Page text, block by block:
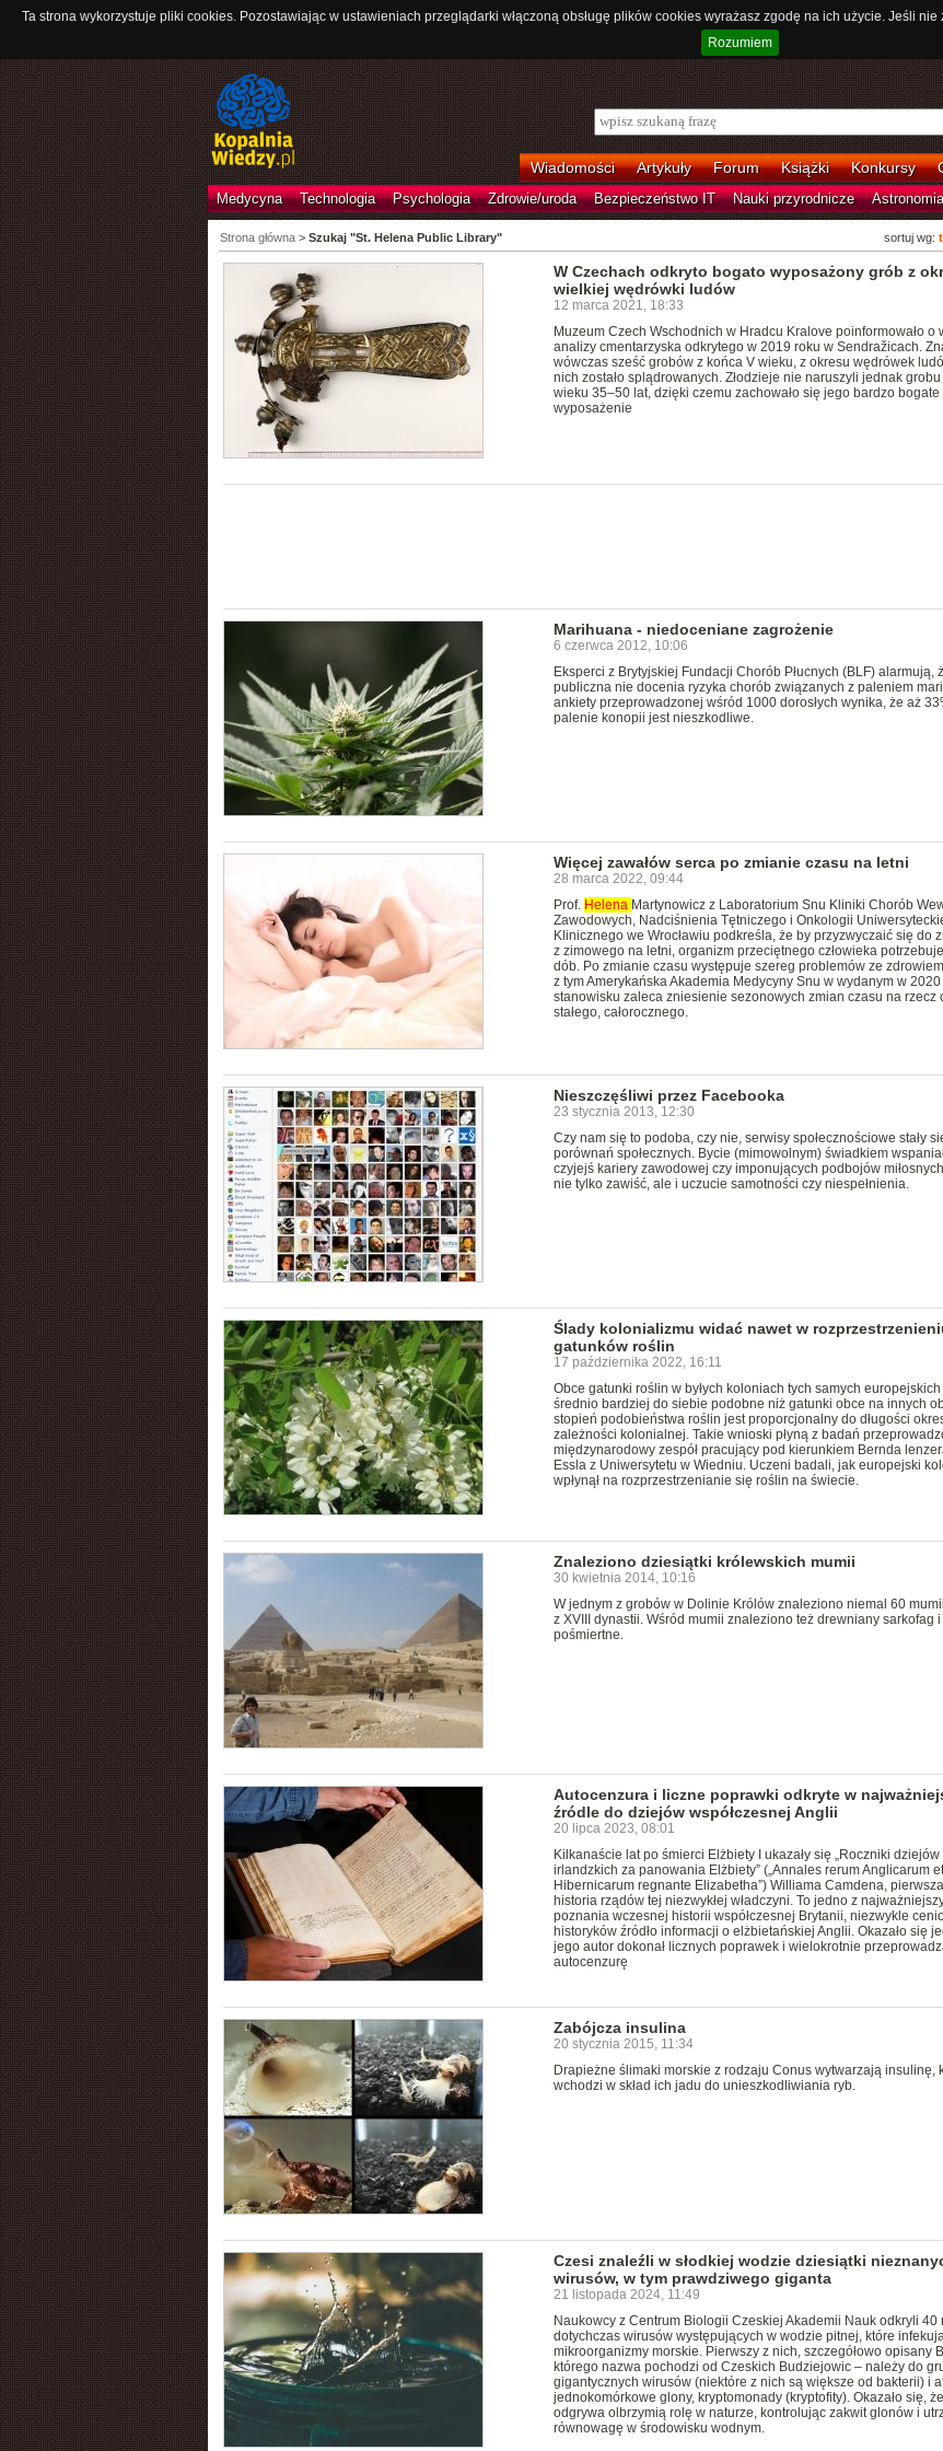
Ta strona wykorzystuje pliki cookies. Pozostawiając w ustawieniach przeglądarki włączoną obsługę plików cookies wyrażasz zgodę na ich użycie. Jeśli
Rozumiem
Wiadomości Artykuły Forum Książki Konkursy
Medycyna Technologia Psychologia Zdrowie/uroda Bezpieczeństwo IT Nauki przyrodnicze
sortuj wg:
Strona główna> Szukaj "St. Helena Public Library"
W Czechach odkryto bogato wyposażony grób z
wielkiej wędrówki ludów
12 marca 2021, 18:33
Muzeum Czech Wschodnich w Hradcu Kralove poinformowało o
analizy cmentarzyska odkrytego w 2019 roku w Sendražicach.
wówczas sześć grobów z końca V wieku, z okresu wędrówek
nich zostało splądrowanych. Złodzieje nie naruszyli jednak
wieku 35–50 lat, dzięki czemu zachowało się jego bardzo bogate
wyposażenie
Marihuana - niedoceniane zagrożenie
6 czerwca 2012, 10:06
Eksperci z Brytyjskiej Fundacji Chorób Płucnych (BLF) alarmują,
publiczna nie docenia ryzyka chorób związanych z paleniem
ankiety przeprowadzonej wśród 1000 dorosłych wynika, że aż
palenie konopii jest nieszkodliwe.
Więcej zawałów serca po zmianie czasu na letni
28 marca 2022, 09:44
Prof. Helena Martynowicz z Laboratorium Snu Kliniki Chorób
Zawodowych, Nadciśnienia Tętniczego i Onkologii
Klinicznego we Wrocławiu podkreśla, że by przyzwyczaić się do
z zimowego na letni, organizm przeciętnego człowieka
dób. Po zmianie czasu występuje szereg problemów ze
z tym Amerykańska Akademia Medycyny Snu w wydanym w 2020
stanowisku zaleca zniesienie sezonowych zmian czasu na rzecz
stałego, całorocznego.
Nieszczęśliwi przez Facebooka
23 stycznia 2013, 12:30
Czy nam się to podoba, czy nie, serwisy społecznościowe stały
porównań społecznych. Bycie (mimowolnym) świadkiem
czyjejś kariery zawodowej czy imponujących podbojów
nie tylko zawiść, ale i uczucie samotności czy niespełnienia.
Ślady kolonializmu widać nawet w
gatunków roślin
17 października 2022, 16:11
Obce gatunki roślin w byłych koloniach tych samych
średnio bardziej do siebie podobne niż gatunki obce na innych
stopień podobieństwa roślin jest proporcjonalny do długości
zależności kolonialnej. Takie wnioski płyną z badań
międzynarodowy zespół pracujący pod kierunkiem Bernda
Essla z Uniwersytetu w Wiedniu. Uczeni badali, jak europejski
wpłynął na rozprzestrzenianie się roślin na świecie.
Znaleziono dziesiątki królewskich mumii
30 kwietnia 2014, 10:16
W jednym z grobów w Dolinie Królów znaleziono niemal 60
z XVIII dynastii. Wśród mumii znaleziono też drewniany sarkofag i
pośmiertne.
Autocenzura i liczne poprawki odkryte w
źródle do dziejów współczesnej Anglii
20 lipca 2023, 08:01
Kilkanaście lat po śmierci Elżbiety I ukazały się „Roczniki
irlandzkich za panowania Elżbiety” („Annales rerum Anglicarum et
Hibernicarum regnante Elizabetha”) Williama Camdena,
historia rządów tej niezwykłej władczyni. To jedno z
poznania wczesnej historii współczesnej Brytanii, niezwykle
historyków źródło informacji o elżbietańskiej Anglii. Okazało się
jego autor dokonał licznych poprawek i wielokrotnie
autocenzurę
Zabójcza insulina
20 stycznia 2015, 11:34
Drapieżne ślimaki morskie z rodzaju Conus wytwarzają insulinę,
wchodzi w skład ich jadu do unieszkodliwiania ryb.
Czesi znaleźli w słodkiej wodzie dziesiątki
wirusów, w tym prawdziwego giganta
21 listopada 2024, 11:49
Naukowcy z Centrum Biologii Czeskiej Akademii Nauk odkryli 40
dotychczas wirusów występujących w wodzie pitnej, które
mikroorganizmy morskie. Pierwszy z nich, szczegółowo opisany
którego nazwa pochodzi od Czeskich Budziejowic – należy do
gigantycznych wirusów (niektóre z nich są większe od bakterii) i
jednokomórkowe glony, kryptomonady (kryptofity). Okazało się,
odgrywa olbrzymią rolę w naturze, kontrolując zakwit glonów i
równowagę w środowisku wodnym.